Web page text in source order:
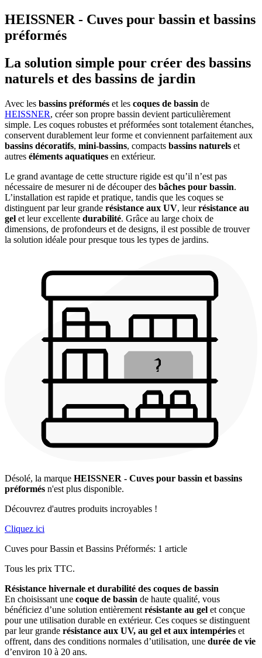
HEISSNER - Cuves pour bassin et bassins
préformés
La solution simple pour créer des bassins
naturels et des bassins de jardin
Avec les bassins préformés et les coques de bassin de
HEISSNER, créer son propre bassin devient particulièrement
simple. Les coques robustes et préformées sont totalement étanches,
conservent durablement leur forme et conviennent parfaitement aux
bassins décoratifs, mini-bassins, compacts bassins naturels et
autres éléments aquatiques en extérieur.
Le grand avantage de cette structure rigide est qu’il n’est pas
nécessaire de mesurer ni de découper des bâches pour bassin.
L’installation est rapide et pratique, tandis que les coques se
distinguent par leur grande résistance aux UV, leurrésistance au
gel et leur excellente durabilité. Grâce au large choix de
dimensions, de profondeurs et de designs, il est possible de trouver
la solution idéale pour presque tous les types de jardins.
Désolé, la marque HEISSNER - Cuves pour bassin et bassins
préformés n'est plus disponible.
Découvrez d'autres produits incroyables !
Cliquez ici
Cuves pour Bassin et Bassins Préformés: 1 article
Tous les prix TTC.
Résistance hivernale et durabilité des coques de bassin
En choisissant une coque de bassin de haute qualité, vous
bénéficiez d’une solution entièrement résistante au gel et conçue
pour une utilisation durable en extérieur. Ces coques se distinguent
par leur grande résistance aux UV, au gel et aux intempéries et
offrent, dans des conditions normales d’utilisation, une durée de vie
d’environ 10 à 20 ans.